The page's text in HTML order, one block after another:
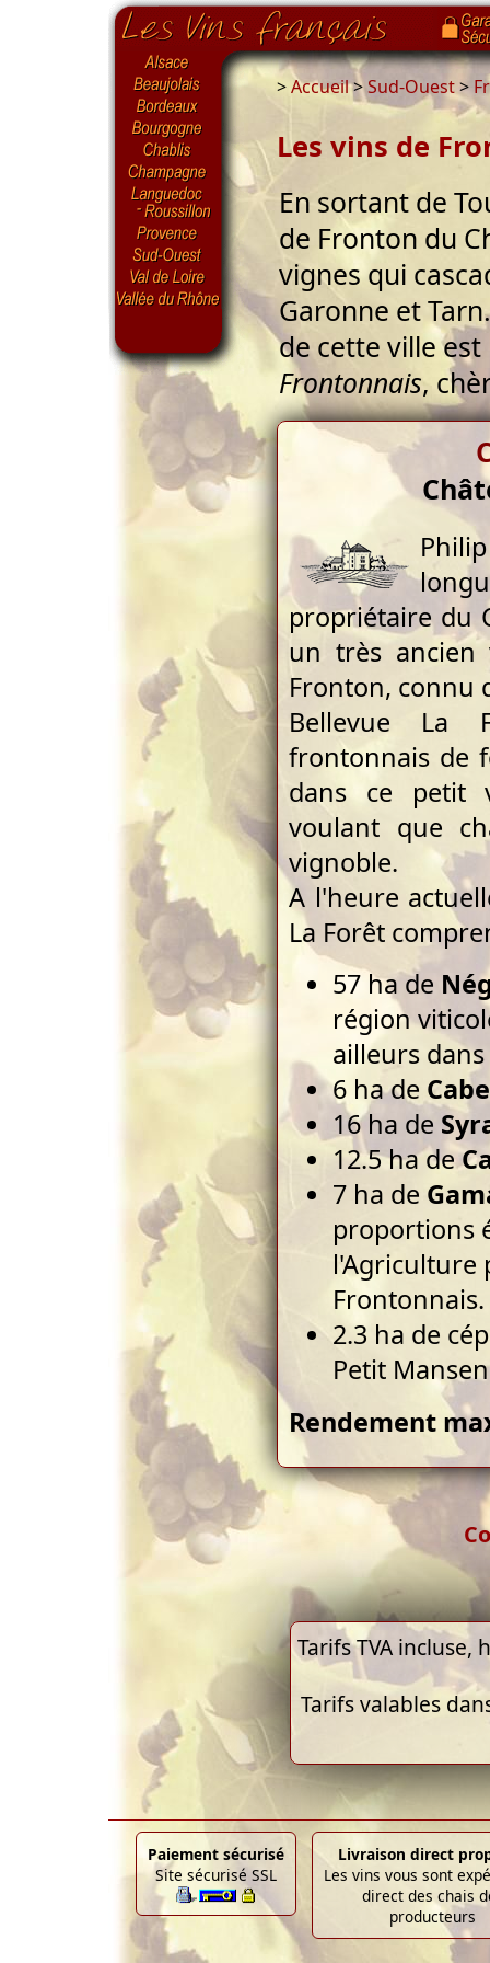
>Accueil>Sud-Ouest>
Les vins de
En sortant de
de Fronton du
vignes qui
Garonne et
de cette ville
Frontonnais,
propriétaire du
un très ancien
Fronton, connu
Bellevue La
frontonnais de
dans ce petit
voulant que
vignoble.
A l'heure
La Forêt
57 ha de
région
ailleurs
6 ha de
16 ha de
12.5 ha de
7 ha de
proportions
l'Agriculture
Frontonnais.
2.3 ha de
Petit
Rendement
Tarifs TVA
Tarifs valables
Paiement sécurisé
Site sécurisé SSL
Livraison direct
Les vins vous sont
direct des chais
producteurs